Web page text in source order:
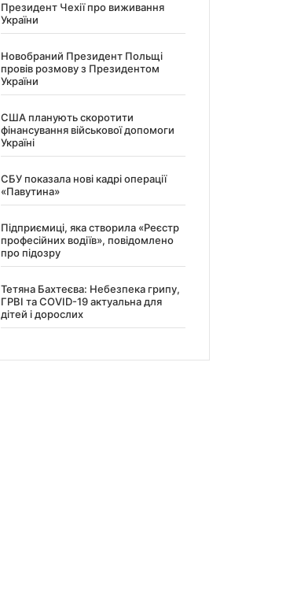
Президент Чехії про виживання
України
Новобраний Президент Польщі
провів розмову з Президентом
України
США планують скоротити
фінансування військової допомоги
Україні
СБУ показала нові кадрі операції
«Павутина»
Підприємиці, яка створила «Реєстр
професійних водіїв», повідомлено
про підозру
Тетяна Бахтеєва: Небезпека грипу,
ГРВІ та COVID-19 актуальна для
дітей і дорослих